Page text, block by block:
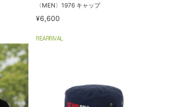
〈MEN〉1976 キャップ
¥6,600
REARRIVAL